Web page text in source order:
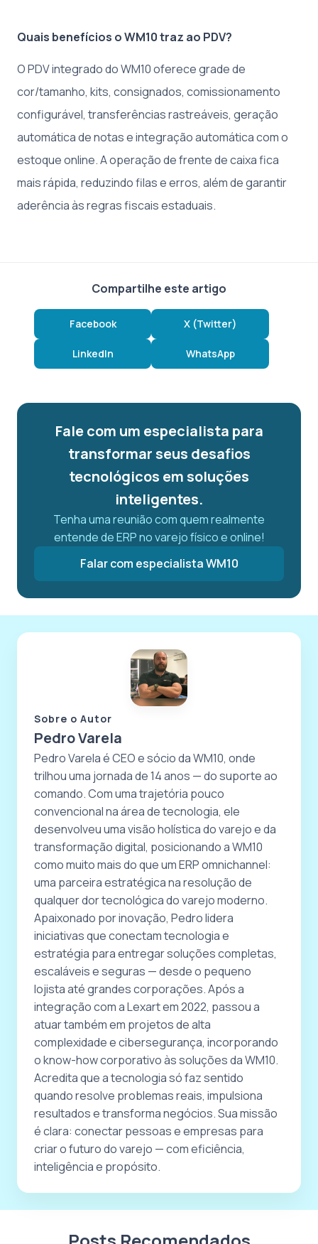
Quais benefícios o WM10 traz ao PDV?
O PDV integrado do WM10 oferece grade de
cor/tamanho, kits, consignados, comissionamento
configurável, transferências rastreáveis, geração
automática de notas e integração automática com o
estoque online. A operação de frente de caixa fica
mais rápida, reduzindo filas e erros, além de garantir
aderência às regras fiscais estaduais.
Compartilhe este artigo
Facebook X (Twitter)
LinkedIn WhatsApp
Fale com um especialista para
transformar seus desafios
tecnológicos em soluções
inteligentes.
Tenha uma reunião com quem realmente
entende de ERP no varejo físico e online!
Falar com especialista WM10
Sobre o Autor
Pedro Varela
Pedro Varela é CEO e sócio da WM10, onde
trilhou uma jornada de 14 anos — do suporte ao
comando. Com uma trajetória pouco
convencional na área de tecnologia, ele
desenvolveu uma visão holística do varejo e da
transformação digital, posicionando a WM10
como muito mais do que um ERP omnichannel:
uma parceira estratégica na resolução de
qualquer dor tecnológica do varejo moderno.
Apaixonado por inovação, Pedro lidera
iniciativas que conectam tecnologia e
estratégia para entregar soluções completas,
escaláveis e seguras — desde o pequeno
lojista até grandes corporações. Após a
integração com a Lexart em 2022, passou a
atuar também em projetos de alta
complexidade e cibersegurança, incorporando
o know-how corporativo às soluções da WM10.
Acredita que a tecnologia só faz sentido
quando resolve problemas reais, impulsiona
resultados e transforma negócios. Sua missão
é clara: conectar pessoas e empresas para
criar o futuro do varejo — com eficiência,
inteligência e propósito.